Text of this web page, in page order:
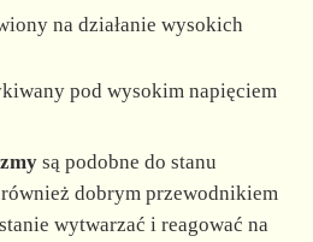
na działanie wysokich
pod wysokim napięciem
są podobne do stanu
dobrym przewodnikiem
wytwarzać i reagować na